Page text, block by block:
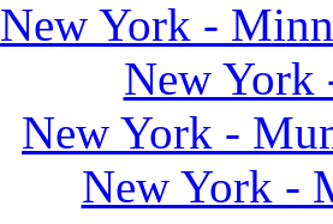
New York -
New York
New York -
New York -